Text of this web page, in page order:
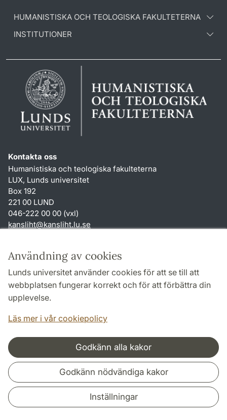
Användning av cookies
Lunds universitet använder cookies för att se till att
webbplatsen fungerar korrekt och för att förbättra din
upplevelse.
Läs mer i vår cookiepolicy
Godkänn alla kakor
Godkänn nödvändiga kakor
Inställningar
HUMANISTISKA OCH TEOLOGISKA FAKULTETERNA
INSTITUTIONER
Kontakta oss
Humanistiska och teologiska fakulteterna
LUX, Lunds universitet
Box 192
221 00 LUND
046-222 00 00 (vxl)
kansliht@kansliht.lu.se
Genvägar
Om webbplatsen och cookies
Behandling av personuppgifter
Tillgänglighetsredogörelse
Samarbeten och nätverk